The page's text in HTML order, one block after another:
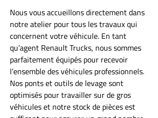
Nous vous accueillons directement dans
notre atelier pour tous les travaux qui
concernent votre véhicule. En tant
qu’agent Renault Trucks, nous sommes
parfaitement équipés pour recevoir
l’ensemble des véhicules professionnels.
Nos ponts et outils de levage sont
optimisés pour travailler sur de gros
véhicules et notre stock de pièces est